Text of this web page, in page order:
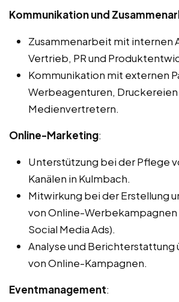
Kommunikation und
Zusammenarbeit mit internen
Vertrieb, PR und
Kommunikation mit externen
Werbeagenturen, Druckereien
Medienvertretern.
Online-Marketing:
Unterstützung bei der Pflege
Kanälen in Kulmbach.
Mitwirkung bei der Erstellung
von Online-Werbekampagnen
Social Media Ads).
Analyse und Berichterstattung
von Online-Kampagnen.
Eventmanagement: